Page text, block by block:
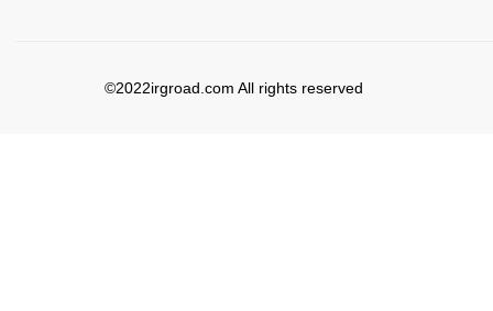
©2022irgroad.com All rights reserved